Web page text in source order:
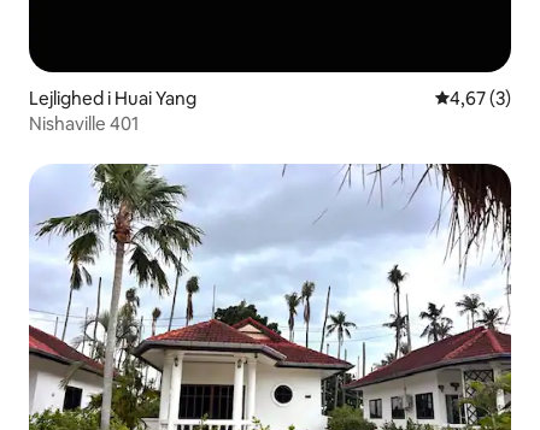
Lejlighed i Huai Yang 4,67 ud af 5
4,67 (3)
Nishaville 401